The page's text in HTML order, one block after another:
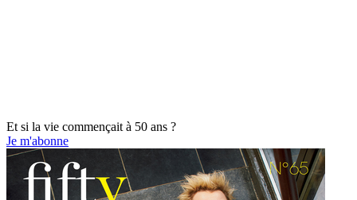
Et si la vie commençait à 50 ans ?
Je m'abonne